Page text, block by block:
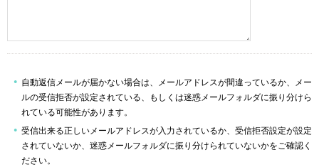
自動返信メールが届かない場合は、メールアドレスが間違っているか、メー
ルの受信拒否が設定されている、もしくは迷惑メールフォルダに振り分けら
れている可能性があります。
受信出来る正しいメールアドレスが入力されているか、受信拒否設定が設定
されていないか、迷惑メールフォルダに振り分けられていないかをご確認く
ださい。